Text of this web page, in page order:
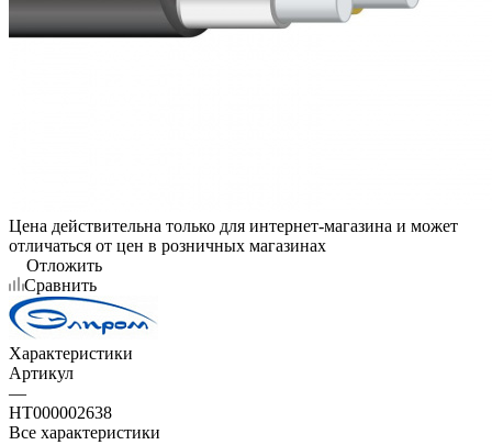
Цена действительна только для интернет-магазина и может
отличаться от цен в розничных магазинах
Отложить
Сравнить
Характеристики
Артикул
—
НТ000002638
Все характеристики